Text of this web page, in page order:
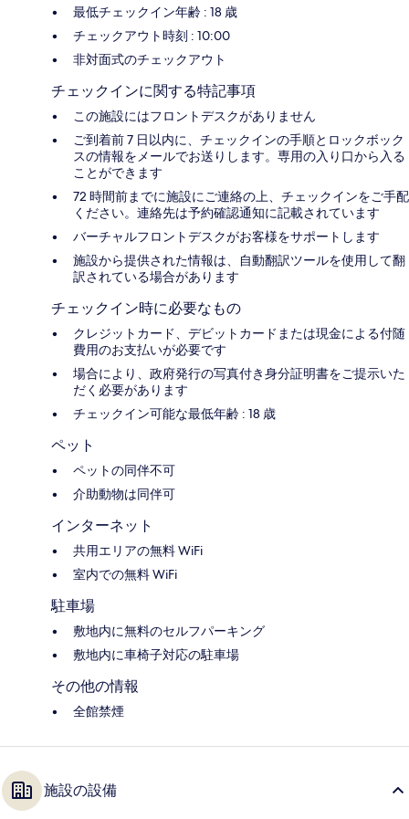
最低チェックイン年齢 : 18 歳
チェックアウト時刻 : 10:00
非対面式のチェックアウト
チェックインに関する特記事項
この施設にはフロントデスクがありません
ご到着前 7 日以内に、チェックインの手順とロックボック
スの情報をメールでお送りします。専用の入り口から入る
ことができます
72 時間前までに施設にご連絡の上、チェックインをご手配
ください。連絡先は予約確認通知に記載されています
バーチャルフロントデスクがお客様をサポートします
施設から提供された情報は、自動翻訳ツールを使用して翻
訳されている場合があります
チェックイン時に必要なもの
クレジットカード、デビットカードまたは現金による付随
費用のお支払いが必要です
場合により、政府発行の写真付き身分証明書をご提示いた
だく必要があります
チェックイン可能な最低年齢 : 18 歳
ペット
ペットの同伴不可
介助動物は同伴可
インターネット
共用エリアの無料 WiFi
室内での無料 WiFi
駐車場
敷地内に無料のセルフパーキング
敷地内に車椅子対応の駐車場
その他の情報
全館禁煙
施設の設備